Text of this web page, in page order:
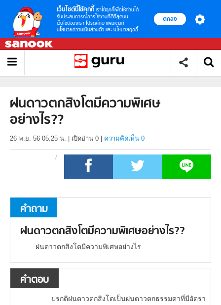
เว็บไซต์นี้ใช้คุกกี้ เราใช้คุกกี้เพื่อให้ท่านได้
รับประสบการณ์การใช้งานที่ดีที่สุดบน
เว็บไซต์ของเรา โปรดศึกษาเพิ่มเติมที่
นโยบายความเป็นส่วนตัว และ นโยบายคุกกี้
ตกลง
ฝนดาวตกสิงโตมีความพิเศษ
อย่างไร??
26 พ.ย. 56 05.25 น. เปิดอ่าน 0 ความคิดเห็น 0
คำถาม
ฝนดาวตกสิงโตมีความพิเศษอย่างไร??
ฝนดาวตกสิงโตมีความพิเศษอย่างไร
คำตอบ
ปรกติฝนดาวตกสิงโตเป็นฝนดาวตกธรรมดาที่มีอัตรา